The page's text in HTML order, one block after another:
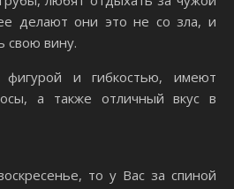
делают они это не со зла, и
свою вину.
и гибкостью, имеют
а также отличный вкус в
то у Вас за спиной